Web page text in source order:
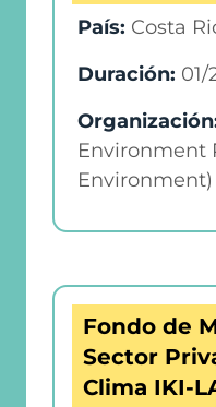
País: Costa
Duración: 01/
Environment
Environment)
Fondo de
Sector
Clima IKI-